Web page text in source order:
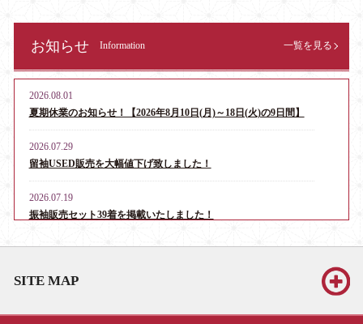
お知らせ Information 一覧を見る
2026.08.01
夏期休業のお知らせ！【2026年8月10日(月)～18日(火)の9日間】
2026.07.29
留袖USED販売を大幅値下げ致しました！
2026.07.19
振袖販売セット39着を掲載いたしました！
2026.06.13
した！
2026.06.13
SITE MAP